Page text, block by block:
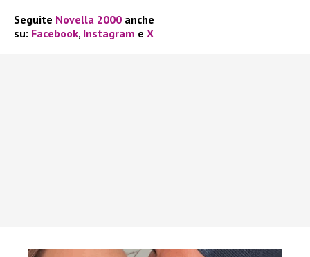
Seguite Novella 2000 anche
su: Facebook, Instagram e X